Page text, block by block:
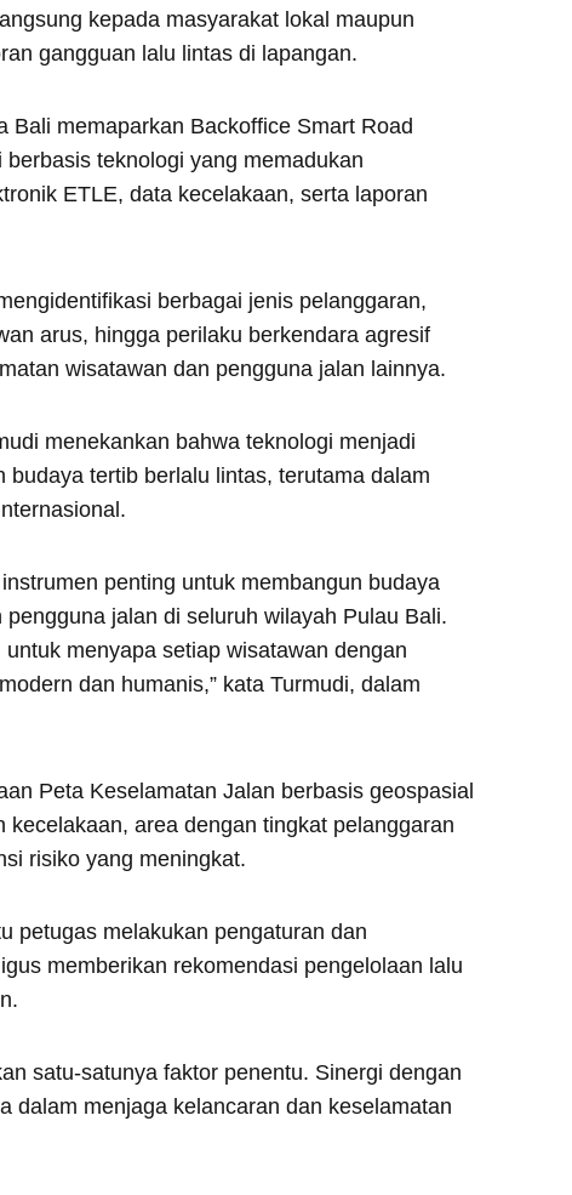
kepada masyarakat lokal maupun
gangguan lalu lintas di lapangan.
Bali memaparkan Backoffice Smart Road
teknologi yang memadukan
ETLE, data kecelakaan, serta laporan
berbagai jenis pelanggaran,
arus, hingga perilaku berkendara agresif
wisatawan dan pengguna jalan lainnya.
menekankan bahwa teknologi menjadi
tertib berlalu lintas, terutama dalam
penting untuk membangun budaya
jalan di seluruh wilayah Pulau Bali.
menyapa setiap wisatawan dengan
dan humanis,” kata Turmudi, dalam
Peta Keselamatan Jalan berbasis geospasial
area dengan tingkat pelanggaran
risiko yang meningkat.
petugas melakukan pengaturan dan
memberikan rekomendasi pengelolaan lalu
satu-satunya faktor penentu. Sinergi dengan
dalam menjaga kelancaran dan keselamatan